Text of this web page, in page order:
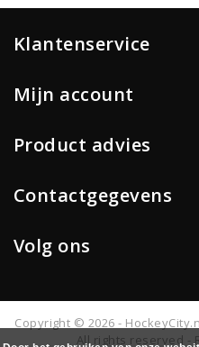
Klantenservice
Mijn account
Product advies
Contactgegevens
Volg ons
Copyright © 2026 -
All rights reserved -